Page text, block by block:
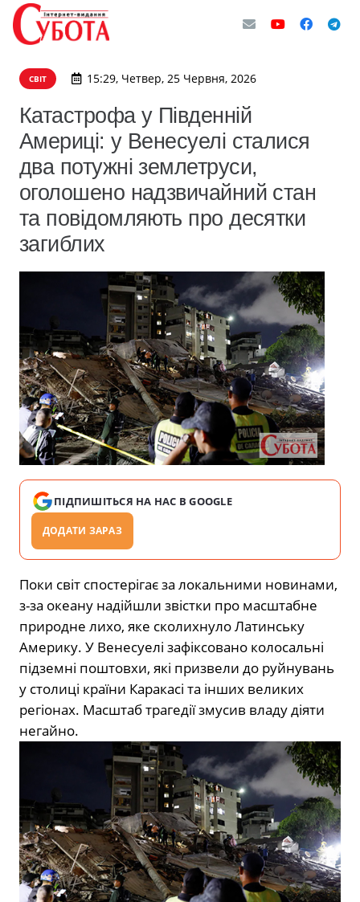
СВІТ 15:29, Четвер, 25 Червня, 2026
Катастрофа у Південній
Америці: у Венесуелі сталися
два потужні землетруси,
оголошено надзвичайний стан
та повідомляють про десятки
загиблих
ПІДПИШІТЬСЯ НА НАС В GOOGLE
ДОДАТИ ЗАРАЗ
Поки світ спостерігає за локальними новинами,
з-за океану надійшли звістки про масштабне
природне лихо, яке сколихнуло Латинську
Америку. У Венесуелі зафіксовано колосальні
підземні поштовхи, які призвели до руйнувань
у столиці країни Каракасі та інших великих
регіонах. Масштаб трагедії змусив владу діяти
негайно.